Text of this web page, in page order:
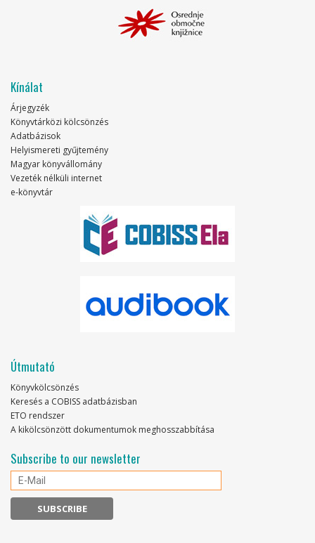
Kínálat
Árjegyzék
Könyvtárközi kölcsönzés
Adatbázisok
Helyismereti gyűjtemény
Magyar könyvállomány
Vezeték nélküli internet
e-könyvtár
Útmutató
Könyvkölcsönzés
Keresés a COBISS adatbázisban
ETO rendszer
A kikölcsönzött dokumentumok meghosszabbítása
Subscribe to our newsletter